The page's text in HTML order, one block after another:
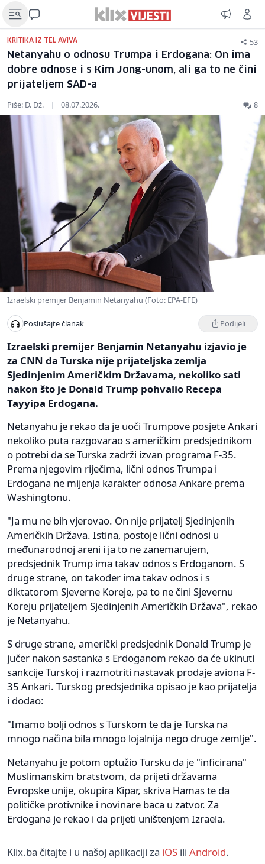
KRITIKA IZ TEL AVIVA 53
Netanyahu o odnosu Trumpa i Erdogana: On ima
dobre odnose i s Kim Jong-unom, ali ga to ne čini
prijateljem SAD-a
Piše: D. Dž. | 08.07.2026. 8
Izraelski premijer Benjamin Netanyahu (Foto: EPA-EFE)
Poslušajte članak Podijeli
Izraelski premijer Benjamin Netanyahu izjavio je
za CNN da Turska nije prijateljska zemlja
Sjedinjenim Američkim Državama, nekoliko sati
nakon što je Donald Trump pohvalio Recepa
Tayyipa Erdogana.
Netanyahu je rekao da je uoči Trumpove posjete Ankari
nekoliko puta razgovarao s američkim predsjednikom
o potrebi da se Turska zadrži izvan programa F-35.
Prema njegovim riječima, lični odnos Trumpa i
Erdogana ne mijenja karakter odnosa Ankare prema
Washingtonu.
"Ja mu ne bih vjerovao. On nije prijatelj Sjedinjenih
Američkih Država. Istina, postoje lični odnosi u
međunarodnoj areni i ja to ne zanemarujem,
predsjednik Trump ima takav odnos s Erdoganom. S
druge strane, on također ima takav odnos i s
diktatorom Sjeverne Koreje, pa to ne čini Sjevernu
Koreju prijateljem Sjedinjenih Američkih Država", rekao
je Netanyahu.
S druge strane, američki predsjednik Donald Trump je
jučer nakon sastanka s Erdoganom rekao da će ukinuti
sankcije Turskoj i razmotriti nastavak prodaje aviona F-
35 Ankari. Turskog predsjednika opisao je kao prijatelja
i dodao:
"Imamo bolji odnos s Turskom te da je Turska na
mnogo načina bila mnogo lojalnija nego druge zemlje".
Netanyahu je potom optužio Tursku da je "inficirana"
Muslimanskim bratstvom, da prijeti državama
Evropske unije, okupira Kipar, skriva Hamas te da
političke protivnike i novinare baca u zatvor. Za
Erdogana je rekao i da prijeti uništenjem Izraela.
Klix.ba čitajte i u našoj aplikaciji za iOS ili Android.